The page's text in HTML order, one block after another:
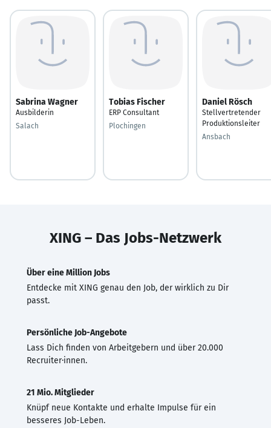
Sabrina Wagner
Ausbilderin
Salach
Tobias Fischer
ERP Consultant
Plochingen
Daniel Rösch
Stellvertretender
Produktionsleiter
Ansbach
XING – Das Jobs-Netzwerk
Über eine Million Jobs
Entdecke mit XING genau den Job, der wirklich zu Dir
passt.
Persönliche Job-Angebote
Lass Dich finden von Arbeitgebern und über 20.000
Recruiter·innen.
21 Mio. Mitglieder
Knüpf neue Kontakte und erhalte Impulse für ein
besseres Job-Leben.